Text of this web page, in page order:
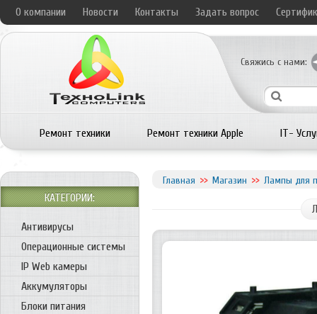
О компании Новости Контакты Задать вопрос
Свяжись с нами:
Ремонт техники Ремонт техники Apple IT-
Главная Магазин Лампы для
КАТЕГОРИИ:
Антивирусы
Операционные системы
IP Web камеры
Аккумуляторы
Блоки питания